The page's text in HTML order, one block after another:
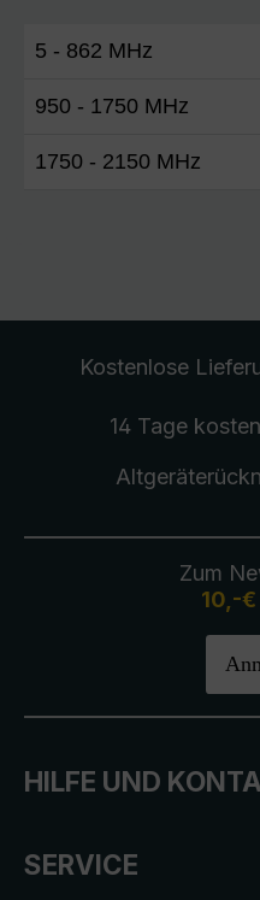
5 - 862 MHz
950 - 1750 MHz
1750 - 2150 MHz
Kostenlose
14 Tage
Zum
10,-
HILFE UND
SERVICE